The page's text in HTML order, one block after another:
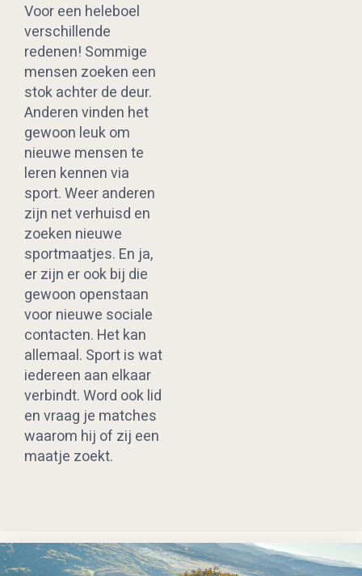
Voor een heleboel
verschillende
redenen! Sommige
mensen zoeken een
stok achter de deur.
Anderen vinden het
gewoon leuk om
nieuwe mensen te
leren kennen via
sport. Weer anderen
zijn net verhuisd en
zoeken nieuwe
sportmaatjes. En ja,
er zijn er ook bij die
gewoon openstaan
voor nieuwe sociale
contacten. Het kan
allemaal. Sport is wat
iedereen aan elkaar
verbindt. Word ook lid
en vraag je matches
waarom hij of zij een
maatje zoekt.